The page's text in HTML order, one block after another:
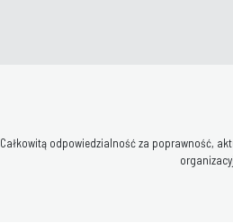
Całkowitą odpowiedzialność za poprawność,